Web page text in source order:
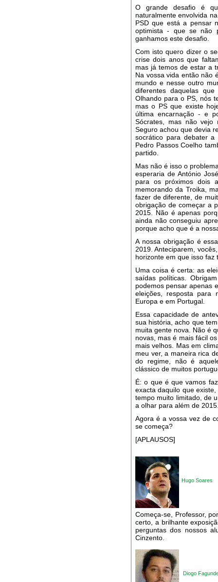
O grande desafio é
naturalmente envolvida
PSD que está a pensar
optimista - que se não
ganhamos este desafio.
Com isto quero dizer o
crise dois anos que
mas já temos de estar a
Na vossa vida então não
mundo e nesse outro
diferentes daquelas
Olhando para o PS, nós
mas o PS que existe
última encarnação - e
Sócrates, mas não vejo
Seguro achou que devia
socrático para debater
Pedro Passos Coelho
partido.
Mas não é isso o
esperaria de António
para os próximos dois
memorando da Troika,
fazer de diferente, de
obrigação de começar a
2015. Não é apenas
ainda não conseguiu
porque acho que é a
A nossa obrigação é
2019. Anteciparem,
horizonte em que isso
Uma coisa é certa: as
saídas políticas.
podemos pensar apenas
eleições, resposta para
Europa e em Portugal.
Essa capacidade de
sua história, acho que
muita gente nova. Não é
novas, mas é mais fácil
mais velhos. Mas em
meu ver, a maneira rica
do regime, não é
clássico de muitos
É: o que é que vamos
exacta daquilo que
tempo muito limitado, de
a olhar para além de
Agora é a vossa vez de
se começa?
[APLAUSOS]
Hugo Soares
Começa-se, Professor,
certo, a brilhante
perguntas dos nossos
Cinzento.
Diogo